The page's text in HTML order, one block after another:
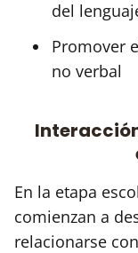
del
Promover
no verbal
En la etapa
comienzan a
relacionarse